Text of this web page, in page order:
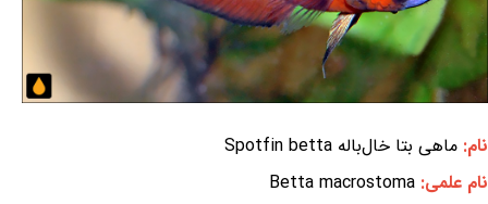
نام: ماهی بتا خال‌باله Spotfin betta
نام علمی: Betta macrostoma